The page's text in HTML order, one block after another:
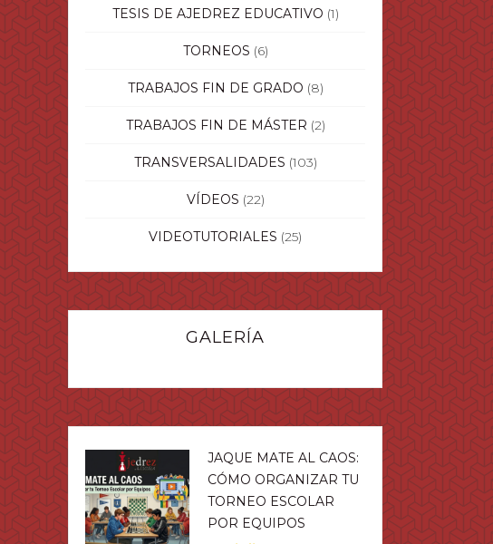
TESIS DE AJEDREZ EDUCATIVO (1)
TORNEOS (6)
TRABAJOS FIN DE GRADO (8)
TRABAJOS FIN DE MÁSTER (2)
TRANSVERSALIDADES (103)
VÍDEOS (22)
VIDEOTUTORIALES (25)
GALERÍA
JAQUE MATE AL CAOS:
CÓMO ORGANIZAR TU
TORNEO ESCOLAR
POR EQUIPOS